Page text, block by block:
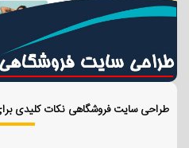
طراحی سایت فروشگاهی نکات کلیدی